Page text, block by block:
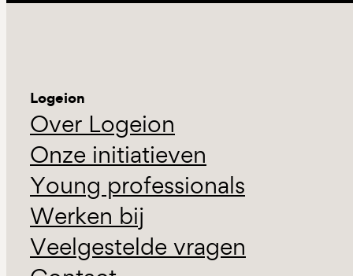
Logeion
Over Logeion
Onze initiatieven
Young professionals
Werken bij
Veelgestelde vragen